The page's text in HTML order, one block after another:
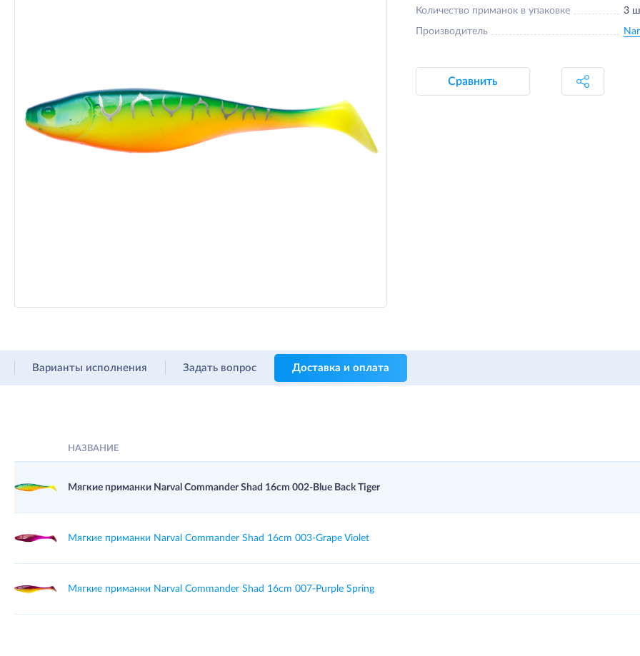
Количество приманок в упаковке 3
Производитель
Сравнить
Варианты исполнения Задать вопрос Доставка и оплата
НАЗВАНИЕ
Мягкие приманки Narval Commander Shad 16cm 002-Blue Back Tiger
Мягкие приманки Narval Commander Shad 16cm 003-Grape Violet
Мягкие приманки Narval Commander Shad 16cm 007-Purple Spring